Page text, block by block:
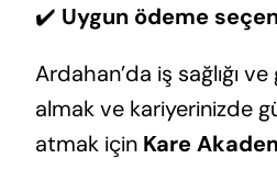
✔️ Uygun ödeme
Ardahan’da iş sağlığı
almak ve kariyerinizde
atmak için Kare